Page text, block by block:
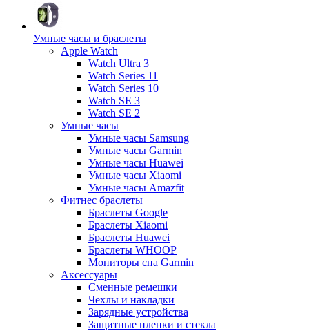
Умные часы и браслеты
Apple Watch
Watch Ultra 3
Watch Series 11
Watch Series 10
Watch SE 3
Watch SE 2
Умные часы
Умные часы Samsung
Умные часы Garmin
Умные часы Huawei
Умные часы Xiaomi
Умные часы Amazfit
Фитнес браслеты
Браслеты Google
Браслеты Xiaomi
Браслеты Huawei
Браслеты WHOOP
Мониторы сна Garmin
Аксессуары
Сменные ремешки
Чехлы и накладки
Зарядные устройства
Защитные пленки и стекла